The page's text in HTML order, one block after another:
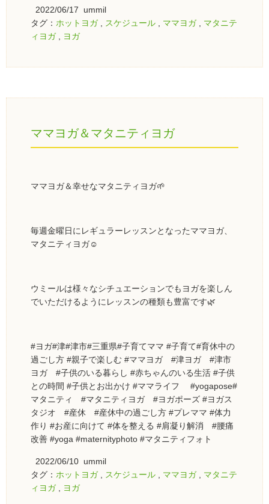
2022/06/17 ummil
タグ： ホットヨガ, スケジュール ママヨガ, マタニテ
ィヨガ, ヨガ
ママヨガ＆マタニティヨガ
ママヨガ＆幸せなマタニティヨガ🌱
毎週金曜日にレギュラーレッスンとなったママヨガ、
マタニティヨガ☺️
ウミールは様々なシチュエーションでもヨガを楽しん
でいただけるようにレッスンの種類も豊富です🌿
#ヨガ#津#津市#三重県#子育てママ #子育て#育休中の
過ごし方 #親子で楽しむ #ママヨガ #津ヨガ #津市
ヨガ #子供のいる暮らし #赤ちゃんのいる生活 #子供
との時間 #子供とお出かけ #ママライフ #yogapose#
マタニティ #マタニティヨガ #ヨガポーズ #ヨガス
タジオ #産休 #産休中の過ごし方 #プレママ #体力
作り #お産に向けて #体を整える #肩凝り解消 #腰痛
改善 #yoga #maternityphoto #マタニティフォト
2022/06/10 ummil
タグ： ホットヨガ, スケジュール ママヨガ, マタニテ
ィヨガ, ヨガ